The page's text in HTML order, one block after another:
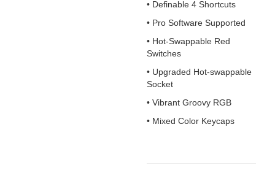
• Definable 4 Shortcuts
• Pro Software Supported
• Hot-Swappable Red
Switches
• Upgraded Hot-swappable
Socket
• Vibrant Groovy RGB
• Mixed Color Keycaps